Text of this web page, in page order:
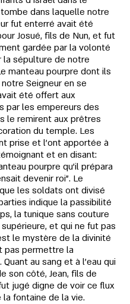
dans laquelle notre
fut enterré avait été
Josué, fils de Nun, et fut
gardée par la volonté
la sépulture de notre
manteau pourpre dont ils
Seigneur en se
été offert aux
par les empereurs des
le remirent aux prêtres
du temple. Les
prise et l'ont apportée à
et en disant:
pourpre qu'il prépara
devenir roi". Le
les soldats ont divisé
indique la passibilité
la tunique sans couture
et qui ne fut pas
le mystère de la divinité
pas permettre la
Quant au sang et à l'eau qui
son côté, Jean, fils de
jugé digne de voir ce flux
fontaine de la vie.